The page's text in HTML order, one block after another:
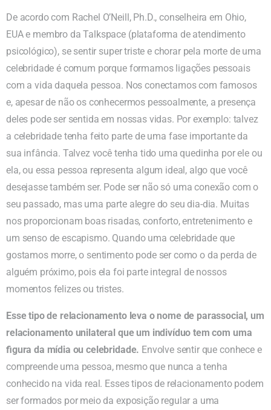
De acordo com Rachel O’Neill, Ph.D., conselheira em Ohio,
EUA e membro da Talkspace (plataforma de atendimento
psicológico), se sentir super triste e chorar pela morte de uma
celebridade é comum porque formamos ligações pessoais
com a vida daquela pessoa. Nos conectamos com famosos
e, apesar de não os conhecermos pessoalmente, a presença
deles pode ser sentida em nossas vidas. Por exemplo: talvez
a celebridade tenha feito parte de uma fase importante da
sua infância. Talvez você tenha tido uma quedinha por ele ou
ela, ou essa pessoa representa algum ideal, algo que você
desejasse também ser. Pode ser não só uma conexão com o
seu passado, mas uma parte alegre do seu dia-dia. Muitas
nos proporcionam boas risadas, conforto, entretenimento e
um senso de escapismo. Quando uma celebridade que
gostamos morre, o sentimento pode ser como o da perda de
alguém próximo, pois ela foi parte integral de nossos
momentos felizes ou tristes.
Esse tipo de relacionamento leva o nome de parassocial, um
relacionamento unilateral que um indivíduo tem com uma
figura da mídia ou celebridade. Envolve sentir que conhece e
compreende uma pessoa, mesmo que nunca a tenha
conhecido na vida real. Esses tipos de relacionamento podem
ser formados por meio da exposição regular a uma